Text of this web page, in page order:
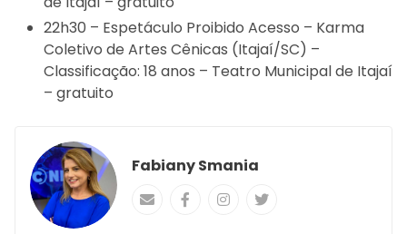
22h30 – Espetáculo Proibido Acesso – Karma
Coletivo de Artes Cênicas (Itajaí/SC) –
Classificação: 18 anos – Teatro Municipal de Itajaí
– gratuito
Fabiany Smania